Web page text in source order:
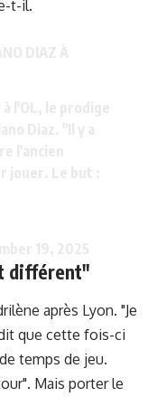
t-il.
différent"
après Lyon. "Je
que cette fois-ci
temps de jeu.
Mais porter le